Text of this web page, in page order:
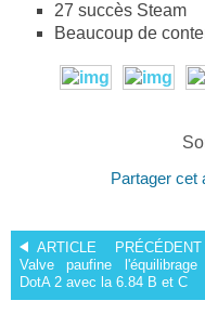
27 succès Steam
Beaucoup de
Partager cet
ARTICLE
Valve paufine
DotA 2 avec la 6.84 B et C